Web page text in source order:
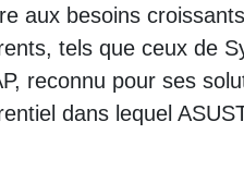
aux besoins
tels que ceux de
reconnu pour ses
dans lequel